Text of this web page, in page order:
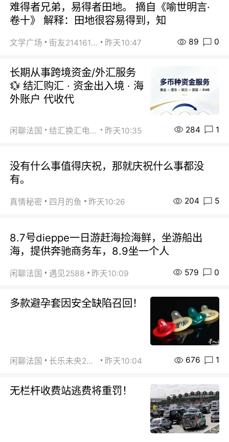
难得者兄弟，易得者田地。 摘自《喻世明言·
卷十》 解释：田地很容易得到，知
文学广场 街友21416156 昨天10:47 89 0
长期从事跨境资金/外汇服务
💱 结汇购汇 · 资金出入境 · 海
外账户 代收代
闲聊法国 结汇换汇电汇 昨天10:35 284 1
没有什么事值得庆祝，那就庆祝什么事都没
有。
真情秘密 四月的鱼 昨天10:26 204 5
8.7号dieppe一日游赶海捡海鲜，坐游船出
海，提供奔驰商务车，8.9坐一个人
闲聊法国 遇见2588 昨天10:09 579 0
多款避孕套因安全缺陷召回！
闲聊法国 长乐未央2015 昨天10:04 676 1
无栏杆收费站逃费将重罚！